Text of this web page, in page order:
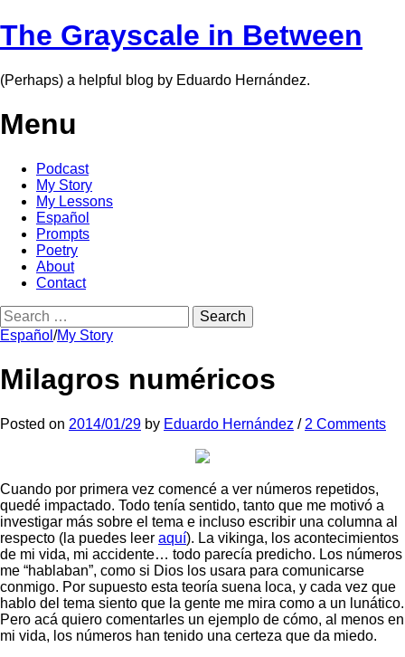
The Grayscale in Between
(Perhaps) a helpful blog by Eduardo Hernández.
Menu
Skip
content
Podcast
My Story
My Lessons
Español
Prompts
Poetry
About
Contact
Search
for:
Español /My Story
Milagros numéricos
Posted on 2014/01/29 by Eduardo Hernández / 2 Comments
Cuando por primera vez comencé a ver números repetidos,
quedé impactado. Todo tenía sentido, tanto que me motivó a
investigar más sobre el tema e incluso escribir una columna al
respecto (la puedes leer aquí). La vikinga, los acontecimientos
de mi vida, mi accidente… todo parecía predicho. Los números
me “hablaban”, como si Dios los usara para comunicarse
conmigo. Por supuesto esta teoría suena loca, y cada vez que
hablo del tema siento que la gente me mira como a un lunático.
Pero acá quiero comentarles un ejemplo de cómo, al menos en
mi vida, los números han tenido una certeza que da miedo.